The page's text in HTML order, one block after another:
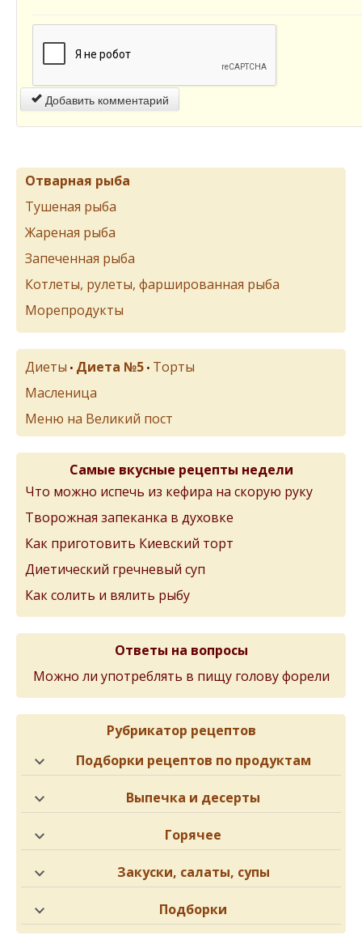
Добавить комментарий
Отварная рыба
Тушеная рыба
Жареная рыба
Запеченная рыба
Котлеты, рулеты, фаршированная рыба
Морепродукты
Диеты • Диета №5 • Торты
Масленица
Меню на Великий пост
Самые вкусные рецепты недели
Что можно испечь из кефира на скорую руку
Творожная запеканка в духовке
Как приготовить Киевский торт
Диетический гречневый суп
Как солить и вялить рыбу
Ответы на вопросы
Можно ли употреблять в пищу голову форели
Рубрикатор рецептов
Подборки рецептов по продуктам
Выпечка и десерты
Горячее
Закуски, салаты, супы
Подборки